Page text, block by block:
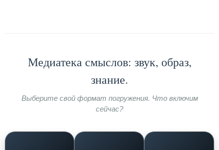
Медиатека смыслов: звук, образ,
знание.
Выберите свой формат погружения. Что включим
сейчас?